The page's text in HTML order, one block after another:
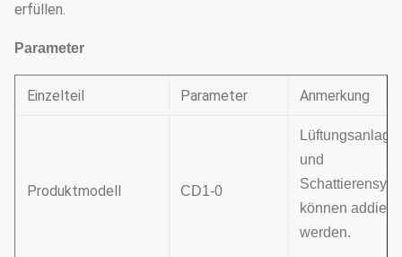
erfüllen.
Parameter
Einzelteil Parameter Anmerkung
Produktmodell CD1-0
Lüftungsanlage
und
können addiert
werden.